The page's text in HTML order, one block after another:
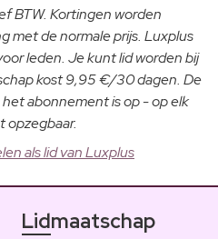
BTW. Kortingen worden
met de normale prijs. Luxplus
leden. Je kunt lid worden bij
kost 9,95 €/30 dagen. De
abonnement is op - op elk
opzegbaar.
als lid van Luxplus
Lidmaatschap